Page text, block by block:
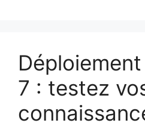
7 : testez